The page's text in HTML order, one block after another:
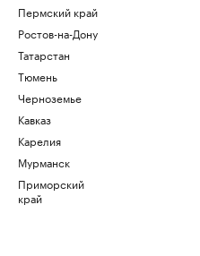
Пермский край
Ростов-на-Дону
Татарстан
Тюмень
Черноземье
Кавказ
Карелия
Мурманск
Приморский
край